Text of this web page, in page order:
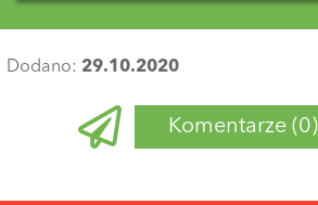
Dodano: 29.10.2020
Komentarze (0)